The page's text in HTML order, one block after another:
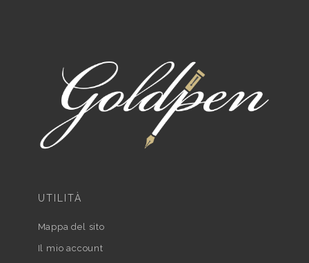
UTILITÀ
Mappa del sito
Il mio account